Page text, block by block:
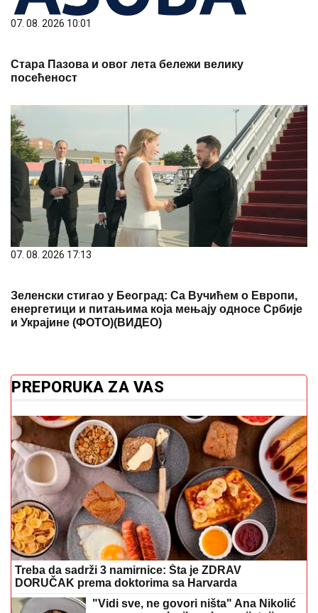
07. 08. 2026 10:01
Стара Пазова и овог лета бележи велику
посећеност
07. 08. 2026 17:13
Зеленски стигао у Београд: Са Вучићем о Европи,
енергетици и питањима која мењају односе Србије
и Украјине (ФОТО)(ВИДЕО)
PREPORUKA ZA VAS
Treba da sadrži 3 namirnice: Šta je ZDRAV
DORUČAK prema doktorima sa Harvarda
"Vidi sve, ne govori ništa" Ana Nikolić